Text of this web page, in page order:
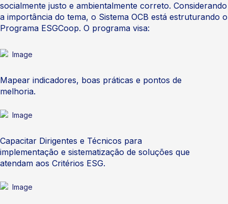
socialmente justo e ambientalmente correto. Considerando
a importância do tema, o Sistema OCB está estruturando o
Programa ESGCoop. O programa visa:
Mapear indicadores, boas práticas e pontos de
melhoria.
Capacitar Dirigentes e Técnicos para
implementação e sistematização de soluções que
atendam aos Critérios ESG.